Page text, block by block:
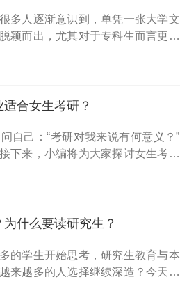
多人逐渐意识到，单凭一张大学文
颖而出，尤其对于专科生而言更是
合女生考研？
自己：“考研对我来说有何意义？”
下来，小编将为大家探讨女生考研
什么要读研究生？
的学生开始思考，研究生教育与本
来越多的人选择继续深造？今天，